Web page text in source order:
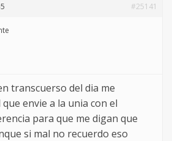
#25141
transcuerso del dia me
envie a la unia con el
para que me digan que
si mal no recuerdo eso